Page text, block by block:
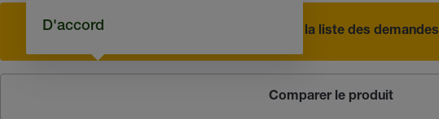
Ajouter à la liste des demandes
Comparer le produit
D'accord